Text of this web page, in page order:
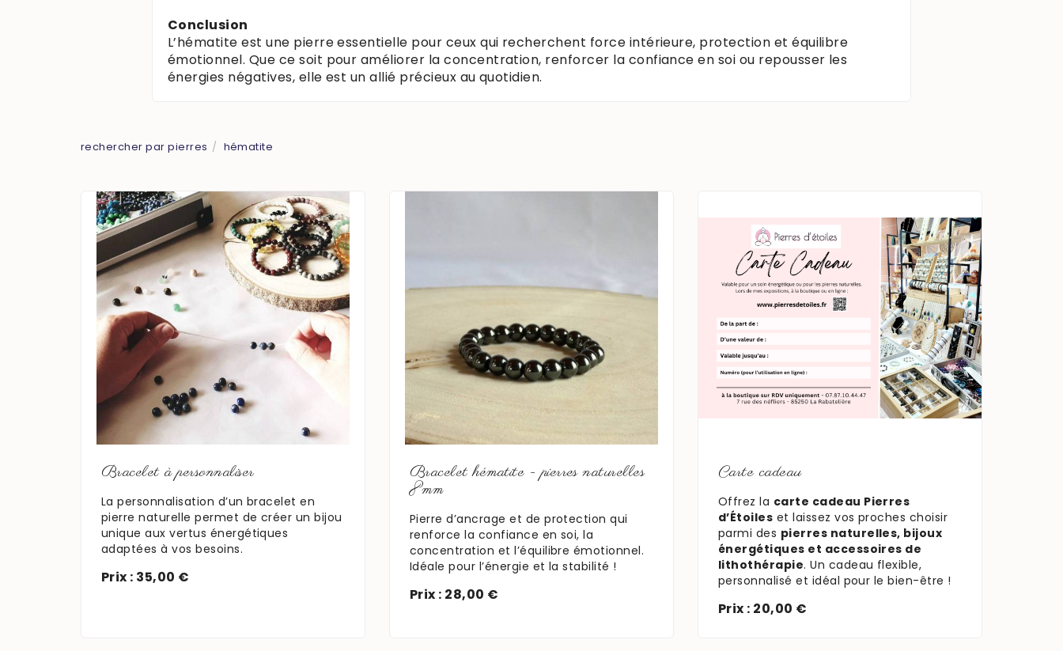
Conclusion
L’hématite est une pierre essentielle pour ceux qui recherchent force intérieure, protection et équilibre
émotionnel. Que ce soit pour améliorer la concentration, renforcer la confiance en soi ou repousser les
énergies négatives, elle est un allié précieux au quotidien.
rechercher par pierres hématite
Bracelet à personnaliser
La personnalisation d’un bracelet en
pierre naturelle permet de créer un bijou
unique aux vertus énergétiques
adaptées à vos besoins.
Prix : 35,00 €
Bracelet hématite - pierres naturelles
8mm
Pierre d’ancrage et de protection qui
renforce la confiance en soi, la
concentration et l’équilibre émotionnel.
Idéale pour l’énergie et la stabilité !
Prix : 28,00 €
En savoir plus
Carte cadeau
Offrez la carte cadeau Pierres
d’Étoiles et laissez vos proches choisir
parmi des pierres naturelles, bijoux
énergétiques et accessoires de
lithothérapie. Un cadeau flexible,
personnalisé et idéal pour le bien-être !
Prix : 20,00 €